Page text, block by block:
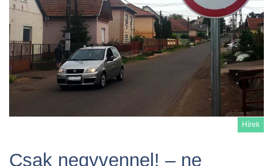
Hírek
Csak negyvennel! – ne